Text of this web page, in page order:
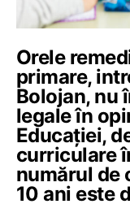
Orele
primare,
Bolojan, nu
legale în
Educației,
curriculare
numărul de
10 ani este